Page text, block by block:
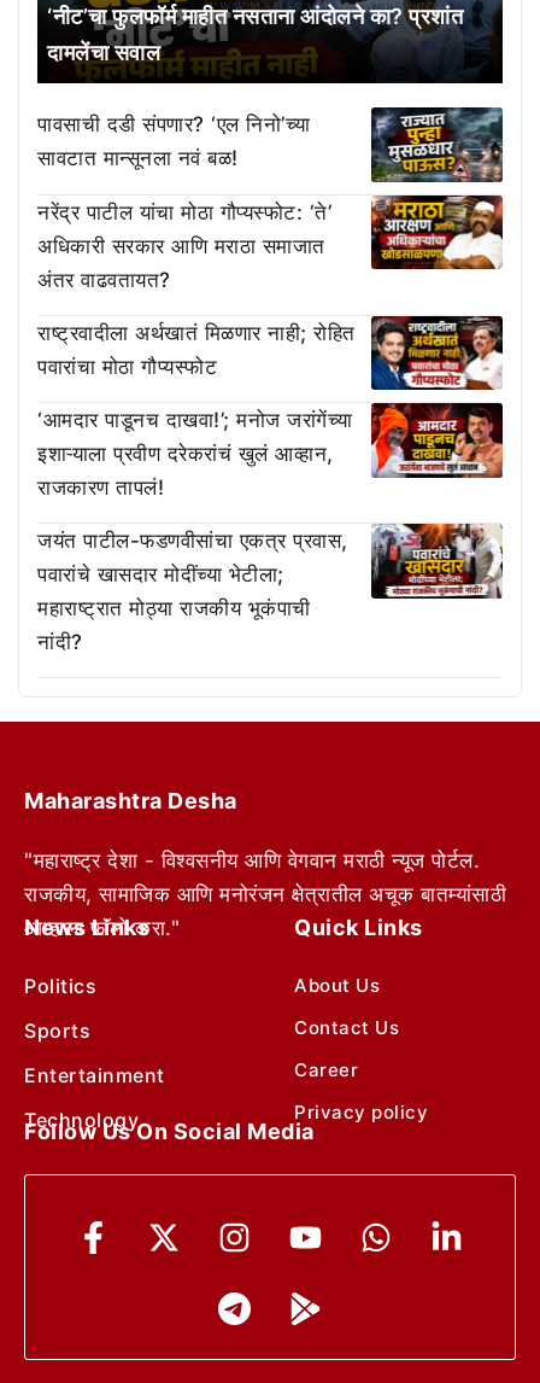
‘नीट’चा फुलफॉर्म माहीत नसताना आंदोलने का? प्रशांत
दामलेंचा सवाल
पावसाची दडी संपणार? ‘एल निनो’च्या
सावटात मान्सूनला नवं बळ!
नरेंद्र पाटील यांचा मोठा गौप्यस्फोट: ‘ते’
अधिकारी सरकार आणि मराठा समाजात
अंतर वाढवतायत?
राष्ट्रवादीला अर्थखातं मिळणार नाही; रोहित
पवारांचा मोठा गौप्यस्फोट
‘आमदार पाडूनच दाखवा!’; मनोज जरांगेंच्या
इशाऱ्याला प्रवीण दरेकरांचं खुलं आव्हान,
राजकारण तापलं!
जयंत पाटील-फडणवीसांचा एकत्र प्रवास,
पवारांचे खासदार मोदींच्या भेटीला;
महाराष्ट्रात मोठ्या राजकीय भूकंपाची
नांदी?
Maharashtra Desha
"महाराष्ट्र देशा - विश्वसनीय आणि वेगवान मराठी न्यूज पोर्टल.
राजकीय, सामाजिक आणि मनोरंजन क्षेत्रातील अचूक बातम्यांसाठी
आम्हाला फॉलो करा."
News Links
Politics
Sports
Entertainment
Technology
Quick Links
About Us
Contact Us
Career
Privacy policy
Follow Us On Social Media